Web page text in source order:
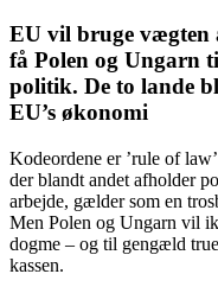
EU vil bruge vægten
få Polen og Ungarn
politik. De to lande
EU’s økonomi
Kodeordene er ’rule of
der blandt andet afholder
arbejde, gælder som en
Men Polen og Ungarn vil
dogme – og til gengæld
kassen.